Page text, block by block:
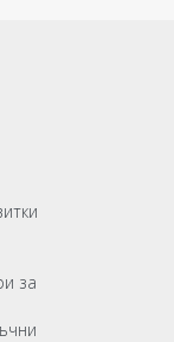
за